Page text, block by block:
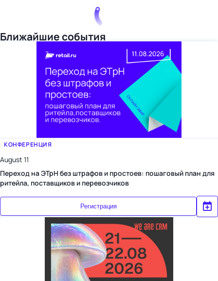
Ближайшие события
КОНФЕРЕНЦИЯ
August 11
Переход на ЭТрН без штрафов и простоев: пошаговый план для
ритейла, поставщиков и перевозчиков
Регистрация